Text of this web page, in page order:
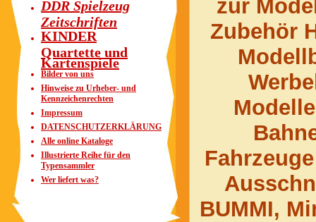
DDR Spielzeug
Zeitschriften
KINDER
Quartette und
Kartenspiele
Bilder von uns
Hinweise zu Urheber- und
Kennzeichenrechten
Impressum
DATENSCHUTZERKLÄRUNG
Alle online Kataloge
Illustrierte Reihe für den
Typensammler
Wer liefert was?
zur
Zubehör
BUMMI,